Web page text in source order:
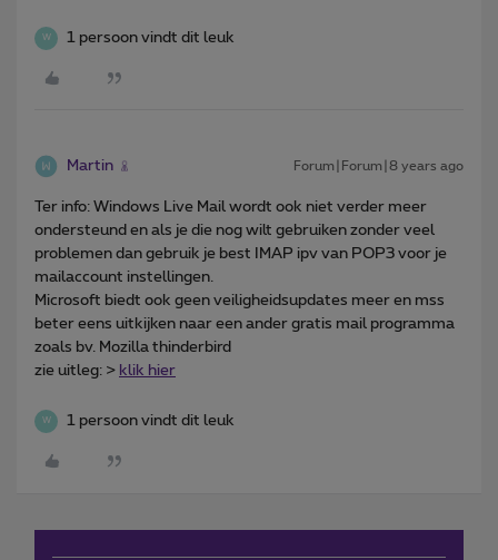
W 1 persoon vindt dit leuk
Martin Forum|Forum|8 years ago
Ter info: Windows Live Mail wordt ook niet verder meer
ondersteund en als je die nog wilt gebruiken zonder veel
problemen dan gebruik je best IMAP ipv van POP3 voor je
mailaccount instellingen.
Microsoft biedt ook geen veiligheidsupdates meer en mss
beter eens uitkijken naar een ander gratis mail programma
zoals bv. Mozilla thinderbird
zie uitleg: > klik hier
W 1 persoon vindt dit leuk